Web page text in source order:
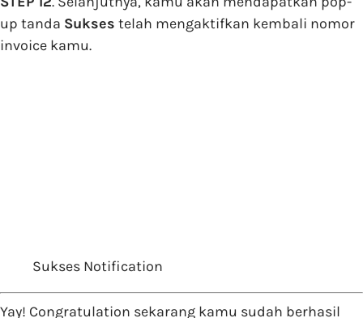
up tanda Sukses telah mengaktifkan kembali nomor
invoice kamu.
Sukses Notification
Yay! Congratulation sekarang kamu sudah berhasil